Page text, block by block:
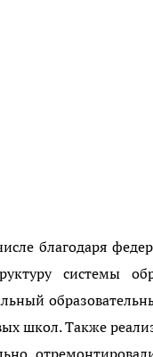
благодаря
системы
школ. Также